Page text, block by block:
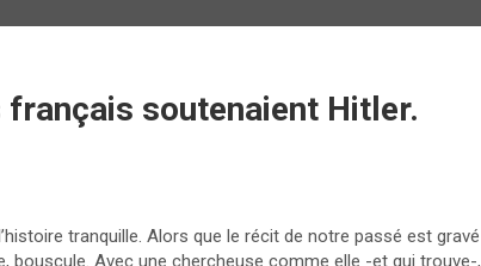
soutenaient Hitler.
tranquille. Alors que le récit de notre passé est gravé
bouscule. Avec une chercheuse comme elle -et qui trouve-,